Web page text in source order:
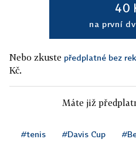
40
na první
Nebo zkuste předplatné bez
Kč.
Máte již
#tenis #Davis Cup